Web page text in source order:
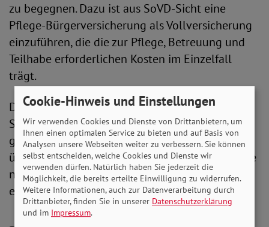
zu begegnen. Dazu ist aus SoVD-Sicht eine
Pflege-Bürgerversicherung als Vollversicherung
einzuführen, die die zur Pflege, Betreuung und
Teilhabe erforderlichen Kosten im Einzelfall
trägt.
Der Verband tritt dafür ein, dass die
Solidargemeinschaft die Kosten für ein solch
gerechtes und leistungsfähiges Pflegesystem
übernehmen soll. Leistungen der Hilfe zur Pflege
nach dem SGB XII würden damit weitgehend
entbehrlich.
Cookie-Hinweis und Einstellungen
Wir verwenden Cookies und Dienste von Drittanbietern, um
Ihnen einen optimalen Service zu bieten und auf Basis von
Analysen unsere Webseiten weiter zu verbessern. Sie können
selbst entscheiden, welche Cookies und Dienste wir
verwenden dürfen. Natürlich haben Sie jederzeit die
Möglichkeit, die bereits erteilte Einwilligung zu widerrufen.
Weitere Informationen, auch zur Datenverarbeitung durch
Drittanbieter, finden Sie in unserer Datenschutzerklärung
und im Impressum.